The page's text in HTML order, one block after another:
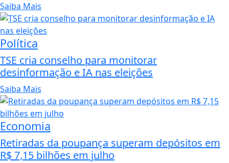
Saiba Mais
Política
TSE cria conselho para monitorar
desinformação e IA nas eleições
Saiba Mais
Economia
Retiradas da poupança superam depósitos em
R$ 7,15 bilhões em julho